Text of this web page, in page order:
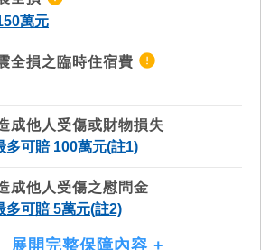
萬元
全損之臨時住宿費
成他人受傷或財物損失
多可賠 100萬元(註1)
成他人受傷之慰問金
多可賠 5萬元(註2)
展開完整保障內容 +